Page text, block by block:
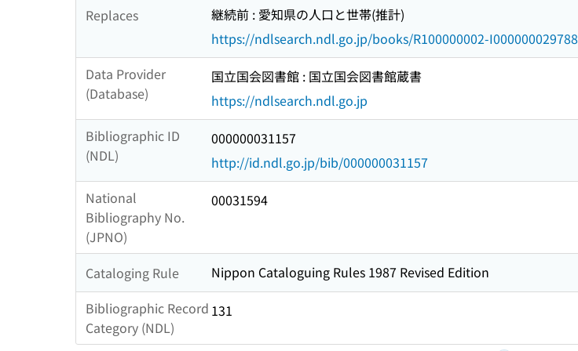
Replaces
継続前 : 愛知県の人口と世帯(推計)
https://ndlsearch.ndl.go.jp/books/R100000002-I000000029788
Data Provider
(Database)
国立国会図書館 : 国立国会図書館蔵書
https://ndlsearch.ndl.go.jp
Bibliographic ID
(NDL)
000000031157
http://id.ndl.go.jp/bib/000000031157
National
Bibliography No.
(JPNO)
00031594
Cataloging Rule
Nippon Cataloguing Rules 1987 Revised Edition
Bibliographic Record
Category (NDL)
131